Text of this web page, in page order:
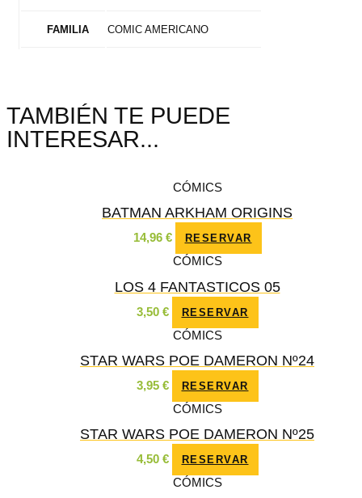
FAMILIA COMIC AMERICANO
TAMBIÉN TE PUEDE
INTERESAR...
CÓMICS
BATMAN ARKHAM ORIGINS
14,96 € RESERVAR
CÓMICS
LOS 4 FANTASTICOS 05
3,50 € RESERVAR
CÓMICS
STAR WARS POE DAMERON Nº24
3,95 € RESERVAR
CÓMICS
STAR WARS POE DAMERON Nº25
4,50 € RESERVAR
CÓMICS